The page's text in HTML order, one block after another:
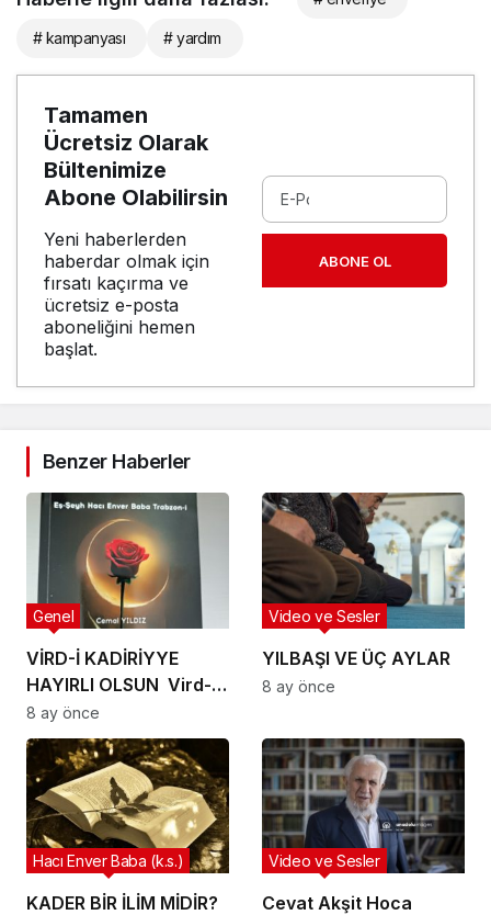
# kampanyası # yardım
Tamamen
Ücretsiz Olarak
Bültenimize
Abone Olabilirsin
Yeni haberlerden
haberdar olmak için
fırsatı kaçırma ve
ücretsiz e-posta
aboneliğini hemen
başlat.
ABONE OL
Benzer Haberler
VİRD-İ KADİRİYYE
HAYIRLI OLSUN Vird-i
Kadiriyye Kitabı çıktı.
Genel
8 ay önce
YILBAŞI VE ÜÇ AYLAR
Video ve Sesler
8 ay önce
KADER BİR İLİM MİDİR?
Hacı Enver Baba (k.s.)
Cevat Akşit Hoca
Video ve Sesler